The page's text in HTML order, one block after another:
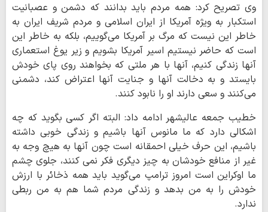
وی تصریح کرد: همه مردم باید بدانند که دشمن و عصبانیت
استکبار به ویژه آمریکا از ایران اسلامی و مردم شریف ایران به
خاطر این نیست که مرگ بر آمریکا می‌گوییم، بلکه به خاطر این
است که حاضر نیستیم اسیر آمریکا بشویم و زیر یوغ استعماری
آنها زندگی کنیم، آنها با هر ملتی که بخواهند روی پای خودش
بایستد و به دخالت آنها و جنایت آنها اعتراض کند، دشمنی
می‌کنند و سعی دارند او را نابود کنند.
خطیب جمعه عالیشهر ادامه داد: البته اگر کسی بگوید که چه
اشکالی دارد که ما مانوس آنها باشیم و زندگی خوبی داشته
باشیم، این حرف خیلی احمقانه است چون آنها به هیچ وجه به
غیر از منافع خودشان به چیز دیگری فکر نمی کنند، جلوی چشم
ما اوکراین است امروز ترامپ می‌گوید باید همه ذخائر با ارزش
خودش را به من بدهد و زندگی مردم شما هم به من ربطی
ندارد.